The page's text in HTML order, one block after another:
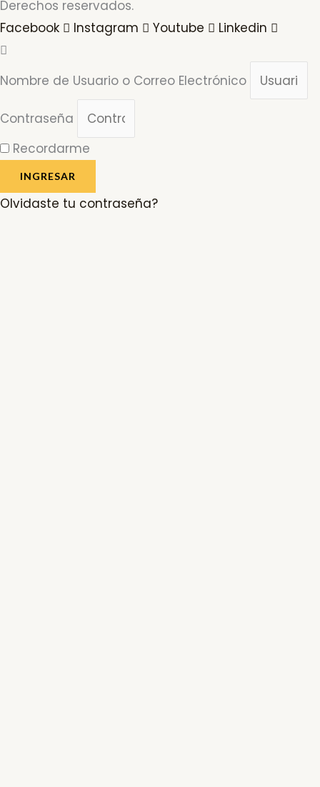
Derechos reservados.
Facebook
Instagram Youtube Linkedin
Nombre de Usuario o Correo Electrónico
Contraseña
Recordarme
INGRESAR
Olvidaste tu contraseña?